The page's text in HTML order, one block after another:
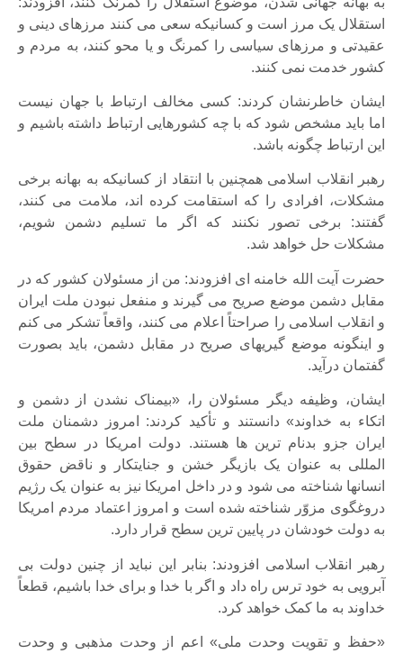
استقلال یک مرز است و کسانیکه سعی می کنند مرزهای دینی و
عقیدتی و مرزهای سیاسی را کمرنگ و یا محو کنند، به مردم و
کشور خدمت نمی کنند.
ایشان خاطرنشان کردند: کسی مخالف ارتباط با جهان نیست
اما باید مشخص شود که با چه کشورهایی ارتباط داشته باشیم و
این ارتباط چگونه باشد.
رهبر انقلاب اسلامی همچنین با انتقاد از کسانیکه به بهانه برخی
مشکلات، افرادی را که استقامت کرده اند، ملامت می کنند،
گفتند: برخی تصور نکنند که اگر ما تسلیم دشمن شویم،
مشکلات حل خواهد شد.
حضرت آیت الله خامنه ای افزودند: من از مسئولان کشور که در
مقابل دشمن موضع صریح می گیرند و منفعل نبودن ملت ایران
و انقلاب اسلامی را صراحتاً اعلام می کنند، واقعاً تشکر می کنم
و اینگونه موضع گیریهای صریح در مقابل دشمن، باید بصورت
گفتمان درآید.
ایشان، وظیفه دیگر مسئولان را، «بیمناک نشدن از دشمن و
اتکاء به خداوند» دانستند و تأکید کردند: امروز دشمنان ملت
ایران جزو بدنام ترین ها هستند. دولت امریکا در سطح بین
المللی به عنوان یک بازیگر خشن و جنایتکار و ناقض حقوق
انسانها شناخته می شود و در داخل امریکا نیز به عنوان یک رژیم
دروغگوی مزوّر شناخته شده است و امروز اعتماد مردم امریکا
به دولت خودشان در پایین ترین سطح قرار دارد.
رهبر انقلاب اسلامی افزودند: بنابر این نباید از چنین دولت بی
آبرویی به خود ترس راه داد و اگر با خدا و برای خدا باشیم، قطعاً
خداوند به ما کمک خواهد کرد.
«حفظ و تقویت وحدت ملی» اعم از وحدت مذهبی و وحدت